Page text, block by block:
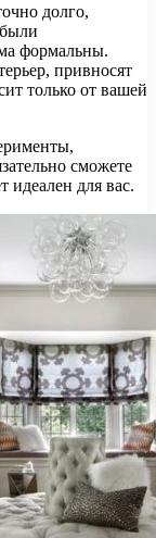
долго,
формальны.
привносят
только от вашей
сможете
идеален для вас.